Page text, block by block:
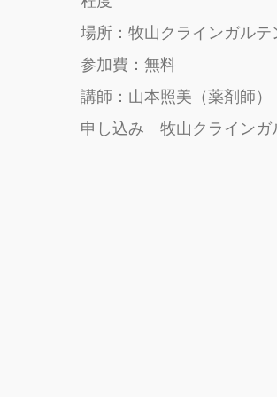
場所：牧山クラインガルテ
参加費：無料
講師：山本照美（薬剤師）
申し込み 牧山クライン